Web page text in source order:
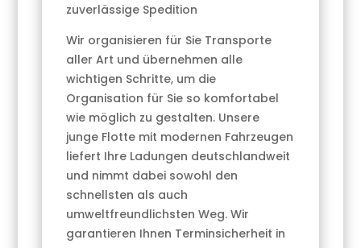
zuverlässige Spedition
Wir organisieren für Sie Transporte
aller Art und übernehmen alle
wichtigen Schritte, um die
Organisation für Sie so komfortabel
wie möglich zu gestalten. Unsere
junge Flotte mit modernen Fahrzeugen
liefert Ihre Ladungen deutschlandweit
und nimmt dabei sowohl den
schnellsten als auch
umweltfreundlichsten Weg. Wir
garantieren Ihnen Terminsicherheit in